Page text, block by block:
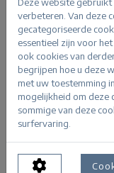
verbeteren. Van deze
gecategoriseerde
essentieel zijn voor
ook cookies van
begrijpen hoe u deze
met uw toestemming
mogelijkheid om deze
sommige van deze
surfervaring.